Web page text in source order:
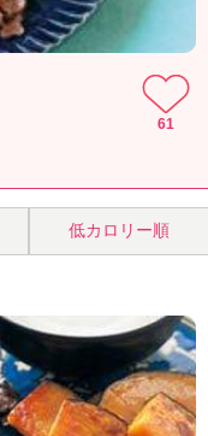
61
低カロリー順